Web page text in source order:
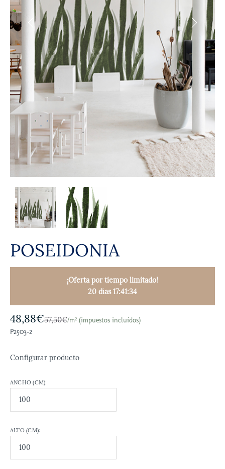
POSEIDONIA
¡Oferta por tiempo limitado!
20 días 17:41:33
48,88€57,50€/m² (impuestos incluídos)
P2503-2
Configurar producto
ANCHO (CM):
ALTO (CM):